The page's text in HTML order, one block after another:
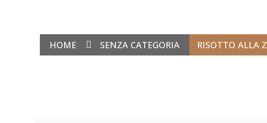
HOME SENZA CATEGORIA RISOTTO ALLA